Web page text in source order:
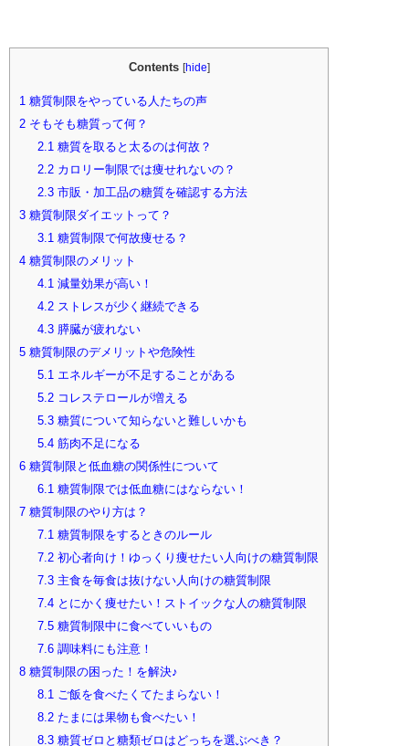
Contents [hide]
1 糖質制限をやっている人たちの声
2 そもそも糖質って何？
2.1 糖質を取ると太るのは何故？
2.2カロリー制限では痩せれないの？
2.3市販・加工品の糖質を確認する方法
3 糖質制限ダイエットって？
3.1 糖質制限で何故痩せる？
4 糖質制限のメリット
4.1 減量効果が高い！
4.2ストレスが少く継続できる
4.3膵臓が疲れない
5 糖質制限のデメリットや危険性
5.1 エネルギーが不足することがある
5.2コレステロールが増える
5.3糖質について知らないと難しいかも
5.4筋肉不足になる
6 糖質制限と低血糖の関係性について
6.1 糖質制限では低血糖にはならない！
7 糖質制限のやり方は？
7.1 糖質制限をするときのルール
7.2初心者向け！ゆっくり痩せたい人向けの糖質制限
7.3主食を毎食は抜けない人向けの糖質制限
7.4とにかく痩せたい！ストイックな人の糖質制限
7.5糖質制限中に食べていいもの
7.6調味料にも注意！
8 糖質制限の困った！を解決♪
8.1 ご飯を食べたくてたまらない！
8.2たまには果物も食べたい！
8.3糖質ゼロと糖類ゼロはどっちを選ぶべき？